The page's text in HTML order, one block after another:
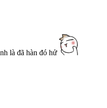
là đã hàn đó hử